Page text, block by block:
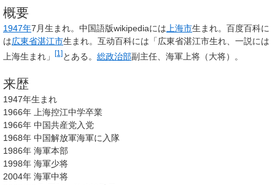
概要
1947年7月生まれ。中国語版wikipediaには上海市生まれ。百度百科に
は広東省湛江市生まれ。互动百科には「広東省湛江市生れ、一説には
上海生まれ」
[1] とある。 総政治部副主任、海軍上将（大将）。
来歴
1947年生まれ
1966年 上海控江中学卒業
1966年 中国共産党入党
1968年 中国解放軍海軍に入隊
1986年 海軍本部
1998年 海軍少将
2004年 海軍中将